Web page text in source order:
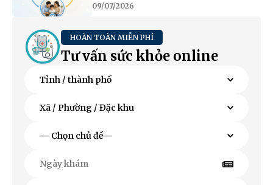
09/07/2026
HOÀN TOÀN MIỄN PHÍ
Tư vấn sức khỏe online